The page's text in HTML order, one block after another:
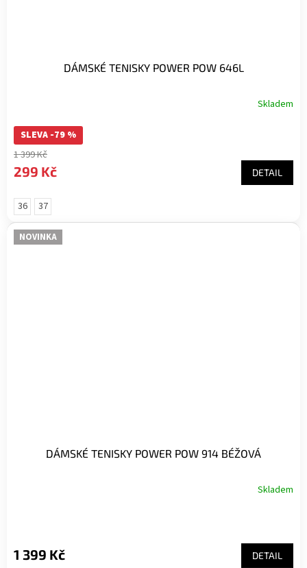
DÁMSKÉ TENISKY POWER POW 646L
Skladem
SLEVA -79 %
1 399 Kč
299 Kč DETAIL
36 37
NOVINKA
DÁMSKÉ TENISKY POWER POW 914 BÉŽOVÁ
5,0
z
Skladem
1 399 Kč DETAIL